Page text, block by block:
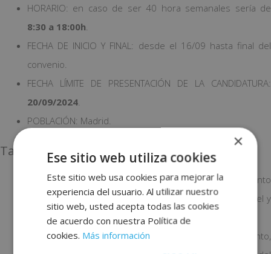
HORARIO: en caso de ser 40 hora semanales sería de
8:30 a 18:00h
FECHA DE INICIO Y FINAL: desde el 16/09 hasta final del
convenio.
FECHA LÍMITE DE PRESENTACIÓN DE LA CANDIDATURA:
20/09/2024
POBLACIÓN: Madrid.
Tareas a realizar
Apoyo a la dirección del hotel en el control y seguimiento
de cumplimiento de los estándares de calidad del hotel y
del resto de políticas corporativas del grupo.
Previsión de cobertura de servicio de cada departamento,
×
Ese sitio web utiliza cookies
Este sitio web usa cookies para mejorar la
experiencia del usuario. Al utilizar nuestro
sitio web, usted acepta todas las cookies
de acuerdo con nuestra Política de
cookies. Más información